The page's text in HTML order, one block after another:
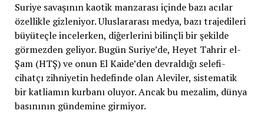
Suriye savaşının kaotik manzarası içinde bazı acılar
özellikle gizleniyor. Uluslararası medya, bazı trajedileri
büyüteçle incelerken, diğerlerini bilinçli bir şekilde
görmezden geliyor. Bugün Suriye’de, Heyet Tahrir el-
Şam (HTŞ) ve onun El Kaide’den devraldığı selefi-
cihatçı zihniyetin hedefinde olan Aleviler, sistematik
bir katliamın kurbanı oluyor. Ancak bu mezalim, dünya
basınının gündemine girmiyor.